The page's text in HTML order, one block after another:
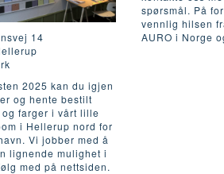
14
2025 kan du igjen
og hente bestilt
farger i vårt lille
i Hellerup nord for
Vi jobber med å
lignende mulighet i
med på nettsiden.
spørsmål. På
vennlig hilsen
AURO i Norge